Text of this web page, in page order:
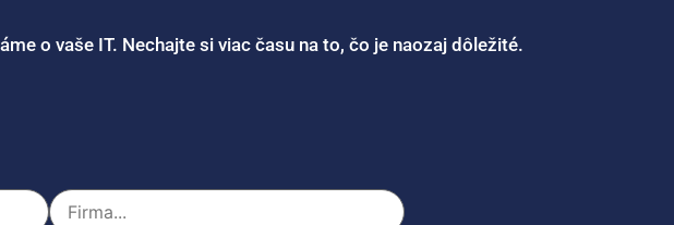
o vaše IT. Nechajte si viac času na to, čo je naozaj dôležité.